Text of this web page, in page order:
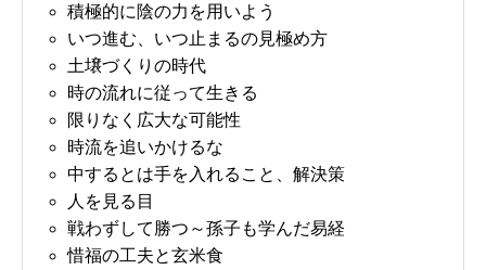
積極的に陰の力を用いよう
いつ進む、いつ止まるの見極め方
土壌づくりの時代
時の流れに従って生きる
限りなく広大な可能性
時流を追いかけるな
中するとは手を入れること、解決策
人を見る目
戦わずして勝つ～孫子も学んだ易経
惜福の工夫と玄米食